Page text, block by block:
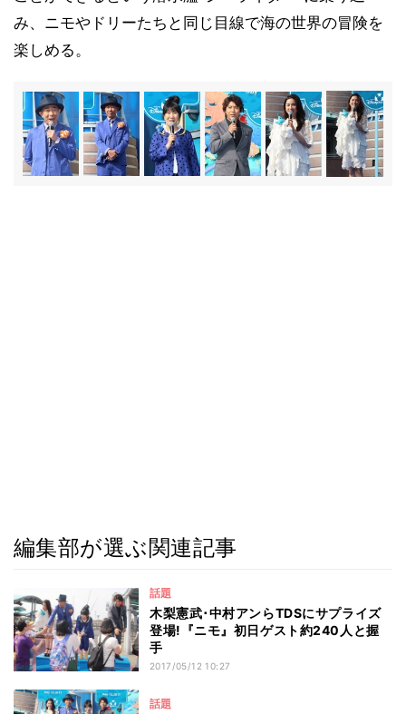
み、ニモやドリーたちと同じ目線で海の世界の冒険を
楽しめる。
編集部が選ぶ関連記事
話題
木梨憲武･中村アンらTDSにサプライズ
登場!『ニモ』初日ゲスト約240人と握
手
2017/05/12 10:27
話題